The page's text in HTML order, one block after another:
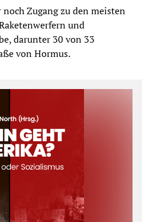
Zugang zu den meisten
und
darunter 30 von 33
von Hormus.